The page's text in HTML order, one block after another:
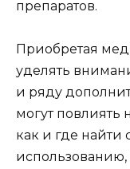
препаратов.
Приобретая
уделять
и ряду
могут повлиять
как и где найти
использованию,